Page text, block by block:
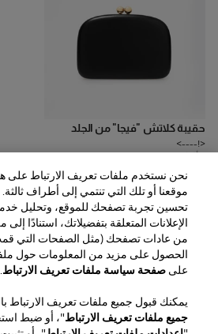
حقيبة كلاتش "فيجا" من الجلد
<!---->
2 ألوان
SAR‌14,800.00
المنطقة / اللغة
خدمة العملاء
العثور على متجر اتصل بنا
نحن نستخدم ملفات تعريف الارتباط على
موقعنا أو تلك التي تنتمي إلى أطراف
تحسين تجربة تصفحك للموقع، وتحليل
الإعلانات المتعلقة بتفضيلاتك، استنادًا
من عادات تصفحك (مثل الصفحات التي قمت
الحصول على مزيد من المعلومات حول
علىصفحة سياسة ملفات تعريف الارتباط.
يمكنك قبول جميع ملفات تعريف الارتباط
جميع ملفات تعريف الارتباط"، أو ضبط